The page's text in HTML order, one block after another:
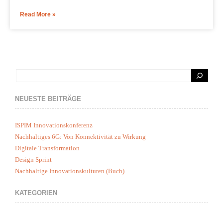
Read More »
NEUESTE BEITRÄGE
ISPIM Innovationskonferenz
Nachhaltiges 6G: Von Konnektivität zu Wirkung
Digitale Transformation
Design Sprint
Nachhaltige Innovationskulturen (Buch)
KATEGORIEN